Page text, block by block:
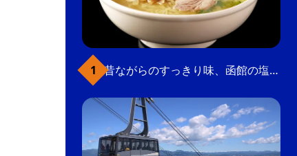
昔ながらのすっきり味、函館の塩ラーメン